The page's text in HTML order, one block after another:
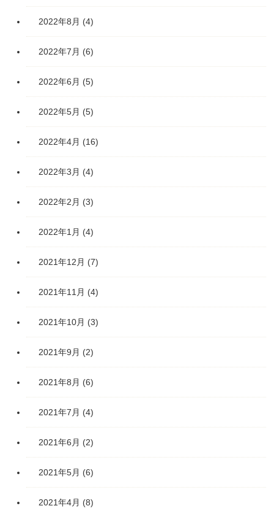
2022年8月 (4)
2022年7月 (6)
2022年6月 (5)
2022年5月 (5)
2022年4月 (16)
2022年3月 (4)
2022年2月 (3)
2022年1月 (4)
2021年12月 (7)
2021年11月 (4)
2021年10月 (3)
2021年9月 (2)
2021年8月 (6)
2021年7月 (4)
2021年6月 (2)
2021年5月 (6)
2021年4月 (8)